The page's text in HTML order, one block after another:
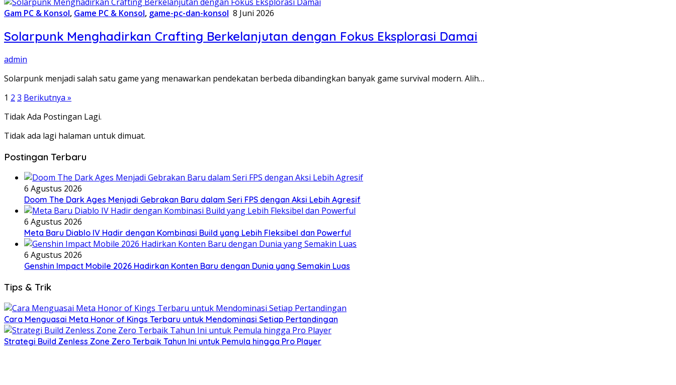
Gam PC & Konsol, Game PC & Konsol, game-pc-dan-konsol 8 Juni 2026
Solarpunk Menghadirkan Crafting Berkelanjutan dengan Fokus Eksplorasi Damai
admin
Solarpunk menjadi salah satu game yang menawarkan pendekatan berbeda dibandingkan banyak game survival modern. Alih…
Paginasi
pos
1 2 3 Berikutnya »
Tidak Ada Postingan Lagi.
Tidak ada lagi halaman untuk dimuat.
Postingan Terbaru
6 Agustus 2026
Doom The Dark Ages Menjadi Gebrakan Baru dalam Seri FPS dengan Aksi Lebih Agresif
6 Agustus 2026
Meta Baru Diablo IV Hadir dengan Kombinasi Build yang Lebih Fleksibel dan Powerful
6 Agustus 2026
Genshin Impact Mobile 2026 Hadirkan Konten Baru dengan Dunia yang Semakin Luas
Tips & Trik
Cara Menguasai Meta Honor of Kings Terbaru untuk Mendominasi Setiap Pertandingan
Strategi Build Zenless Zone Zero Terbaik Tahun Ini untuk Pemula hingga Pro Player